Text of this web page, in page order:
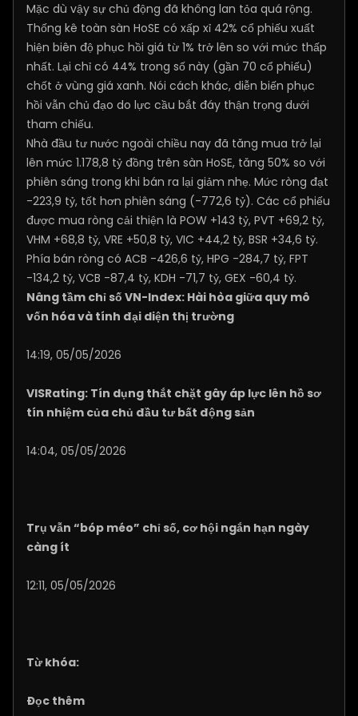
Mặc dù vậy sự chủ động đã không lan tỏa quá rộng.
Thống kê toàn sàn HoSE có xấp xỉ 42% cổ phiếu xuất
hiện biên độ phục hồi giá từ 1% trở lên so với mức thấp
nhất. Lại chỉ có 44% trong số này (gần 70 cổ phiếu)
chốt ở vùng giá xanh. Nói cách khác, diễn biến phục
hồi vẫn chủ đạo do lực cầu bắt đáy thận trọng dưới
tham chiếu.
Nhà đầu tư nước ngoài chiều nay đã tăng mua trở lại
lên mức 1.178,8 tỷ đồng trên sàn HoSE, tăng 50% so với
phiên sáng trong khi bán ra lại giảm nhẹ. Mức ròng đạt
-223,9 tỷ, tốt hơn phiên sáng (-772,6 tỷ). Các cổ phiếu
được mua ròng cải thiện là POW +143 tỷ, PVT +69,2 tỷ,
VHM +68,8 tỷ, VRE +50,8 tỷ, VIC +44,2 tỷ, BSR +34,6 tỷ.
Phía bán ròng có ACB -426,6 tỷ, HPG -284,7 tỷ, FPT
-134,2 tỷ, VCB -87,4 tỷ, KDH -71,7 tỷ, GEX -60,4 tỷ.
Nâng tầm chỉ số VN-Index: Hài hòa giữa quy mô
vốn hóa và tính đại diện thị trường
14:19, 05/05/2026
VISRating: Tín dụng thắt chặt gây áp lực lên hồ sơ
tín nhiệm của chủ đầu tư bất động sản
14:04, 05/05/2026
Trụ vẫn “bóp méo” chỉ số, cơ hội ngắn hạn ngày
càng ít
12:11, 05/05/2026
Từ khóa:
Đọc thêm